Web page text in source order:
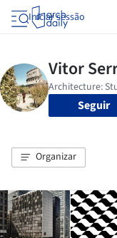
Iniciar sessão
Seguir
Organizar